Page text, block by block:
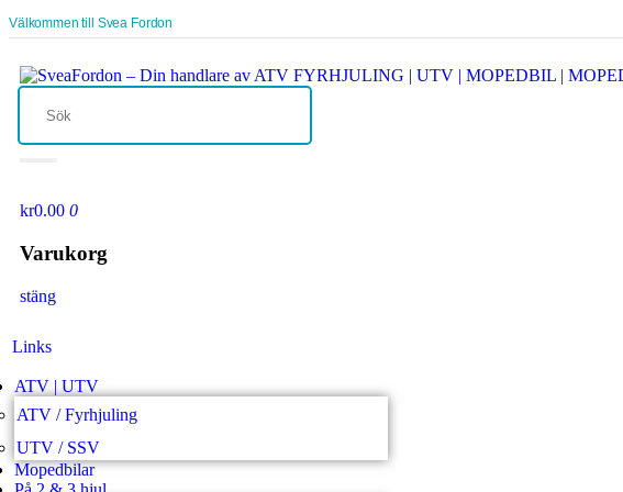
Välkommen till Svea Fordon
kr0.00 0
Varukorg
stäng
Links
ATV | UTV
ATV / Fyrhjuling
UTV / SSV
Mopedbilar